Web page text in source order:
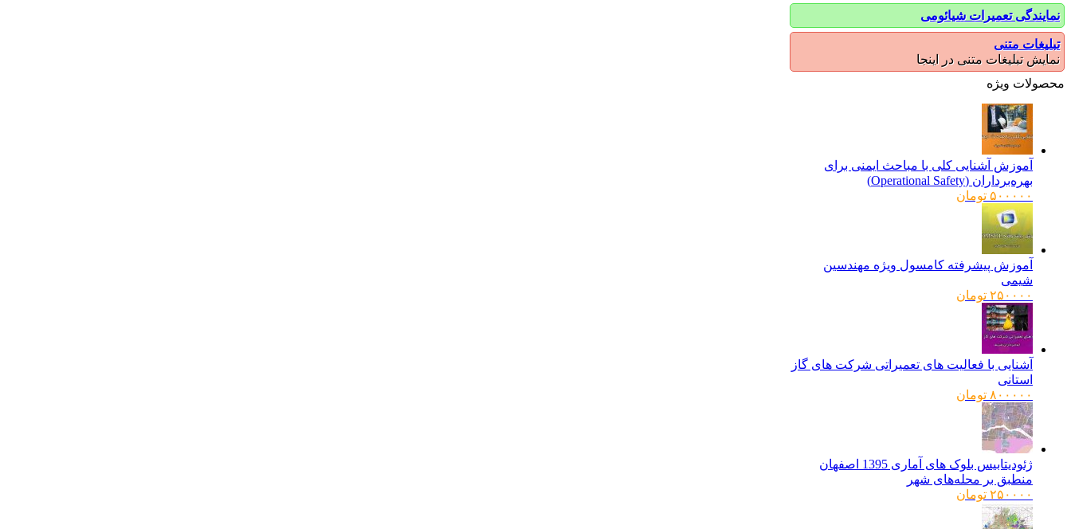
نمایندگی تعمیرات شیائومی
تبلیغات متنی
نمایش تبلیغات متنی در اینجا
محصولات ویژه
آموزش آشنایی کلی با مباحث ایمنی برای
بهره‌برداران (Operational Safety)
۵۰۰۰۰۰ تومان
آموزش پیشرفته کامسول ویژه مهندسین
شیمی
۲۵۰۰۰۰ تومان
آشنایی با فعالیت های تعمیراتی شرکت های گاز
استانی
۸۰۰۰۰۰ تومان
ژئودیتابیس بلوک های آماری 1395 اصفهان
منطبق بر محله‌های شهر
۲۵۰۰۰۰ تومان